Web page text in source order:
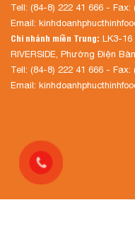
Tell: (84-8) 222 41 666 - Fax:
Email:
Chi nhánh miền Trung: LK3-16
RIVERSIDE, Phường Điện
Tell: (84-8) 222 41 666 - Fax:
Email: